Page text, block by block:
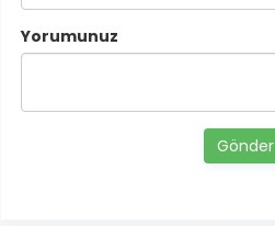
Yorumunuz
Gönder